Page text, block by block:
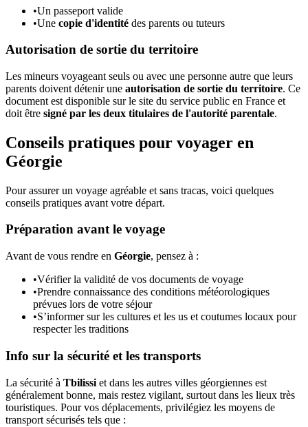
•Un passeport valide
•Une copie d'identité des parents ou tuteurs
Autorisation de sortie du territoire
Les mineurs voyageant seuls ou avec une personne autre que leurs
parents doivent détenir une autorisation de sortie du territoire. Ce
document est disponible sur le site du service public en France et
doit être signé par les deux titulaires de l'autorité parentale.
Conseils pratiques pour voyager en
Géorgie
Pour assurer un voyage agréable et sans tracas, voici quelques
conseils pratiques avant votre départ.
Préparation avant le voyage
Avant de vous rendre en Géorgie, pensez à :
•Vérifier la validité de vos documents de voyage
•Prendre connaissance des conditions météorologiques
prévues lors de votre séjour
•S’informer sur les cultures et les us et coutumes locaux pour
respecter les traditions
Info sur la sécurité et les transports
La sécurité à Tbilissi et dans les autres villes géorgiennes est
généralement bonne, mais restez vigilant, surtout dans les lieux très
touristiques. Pour vos déplacements, privilégiez les moyens de
transport sécurisés tels que :